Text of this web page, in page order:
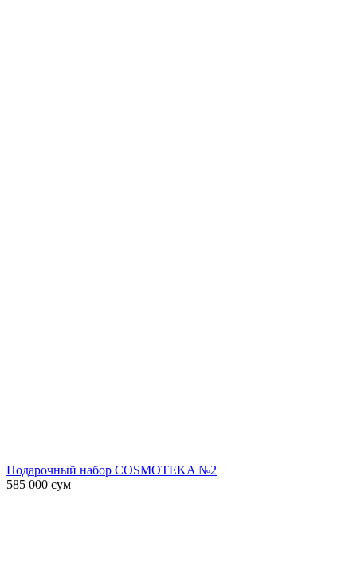
Подарочный набор COSMOTEKA №2
585 000 сум